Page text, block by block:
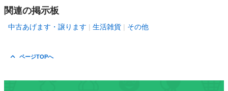
関連の掲示板
中古あげます・譲ります 生活雑貨 その他
ページTOPへ